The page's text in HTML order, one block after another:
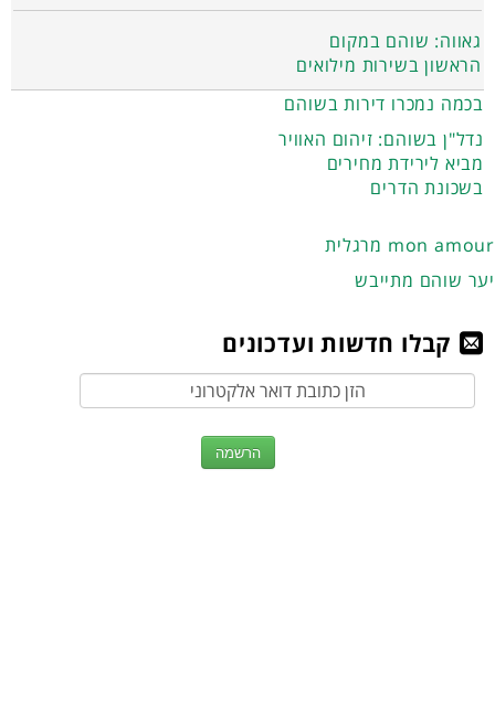
גאווה: שוהם במקום
הראשון בשירות מילואים
בכמה נמכרו דירות בשוהם
נדל"ן בשוהם: זיהום האוויר
מביא לירידת מחירים
בשכונת הדרים
מרגלית mon amour
יער שוהם מתייבש
קבלו חדשות ועדכונים